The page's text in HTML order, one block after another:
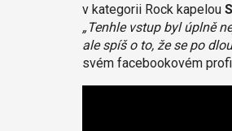
v kategorii Rock kapelou
„Tenhle vstup byl úplně
ale spíš o to, že se po
svém facebookovém